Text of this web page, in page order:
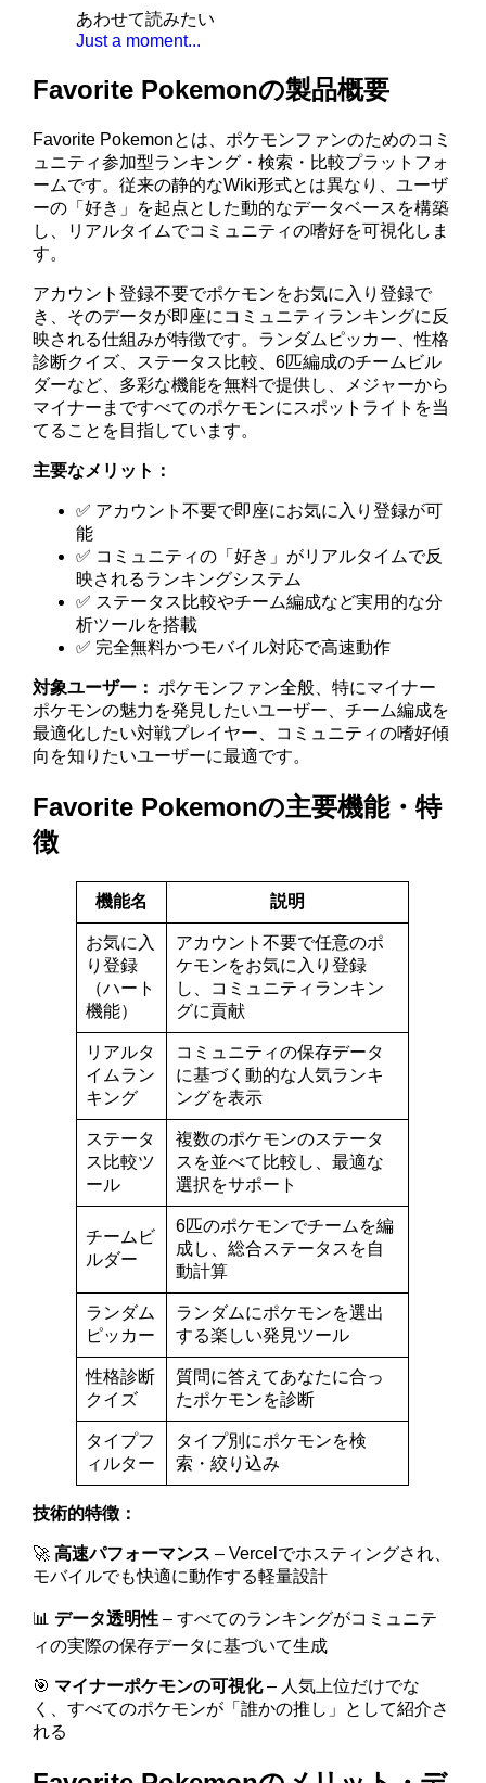
あわせて読みたい
Just a moment...
Favorite Pokemonの製品概要
Favorite Pokemonとは、ポケモンファンのためのコミ
ュニティ参加型ランキング・検索・比較プラットフォ
ームです。従来の静的なWiki形式とは異なり、ユーザ
ーの「好き」を起点とした動的なデータベースを構築
し、リアルタイムでコミュニティの嗜好を可視化しま
す。
アカウント登録不要でポケモンをお気に入り登録で
き、そのデータが即座にコミュニティランキングに反
映される仕組みが特徴です。ランダムピッカー、性格
診断クイズ、ステータス比較、6匹編成のチームビル
ダーなど、多彩な機能を無料で提供し、メジャーから
マイナーまですべてのポケモンにスポットライトを当
てることを目指しています。
主要なメリット：
✅ アカウント不要で即座にお気に入り登録が可
能
✅ コミュニティの「好き」がリアルタイムで反
映されるランキングシステム
✅ ステータス比較やチーム編成など実用的な分
析ツールを搭載
✅ 完全無料かつモバイル対応で高速動作
対象ユーザー：
ポケモンファン全般、特にマイナー
ポケモンの魅力を発見したいユーザー、チーム編成を
最適化したい対戦プレイヤー、コミュニティの嗜好傾
向を知りたいユーザーに最適です。
Favorite Pokemonの主要機能・特
徴
機能名 説明
お気に入
り登録
（ハート
機能）
アカウント不要で任意のポ
ケモンをお気に入り登録
し、コミュニティランキン
グに貢献
リアルタ
イムラン
キング
コミュニティの保存データ
に基づく動的な人気ランキ
ングを表示
ステータ
ス比較ツ
ール
複数のポケモンのステータ
スを並べて比較し、最適な
選択をサポート
チームビ
ルダー
6匹のポケモンでチームを編
成し、総合ステータスを自
動計算
ランダム
ピッカー
ランダムにポケモンを選出
する楽しい発見ツール
性格診断
クイズ
質問に答えてあなたに合っ
たポケモンを診断
タイプフ
ィルター
タイプ別にポケモンを検
索・絞り込み
技術的特徴：
🚀高速パフォーマンス – Vercelでホスティングされ、
モバイルでも快適に動作する軽量設計
📊データ透明性 – すべてのランキングがコミュニテ
ィの実際の保存データに基づいて生成
🎯 マイナーポケモンの可視化– 人気上位だけでな
く、すべてのポケモンが「誰かの推し」として紹介さ
れる